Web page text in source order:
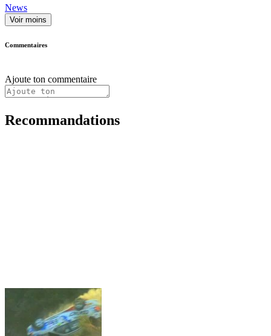
News
Voir moins
Commentaires
Ajoute ton commentaire
Recommandations